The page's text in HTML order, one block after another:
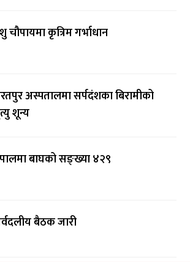
चौपायमा कृत्रिम गर्भाधान
अस्पतालमा सर्पदंशका बिरामीको
शून्य
बाघको सङ्ख्या ४२९
बैठक जारी